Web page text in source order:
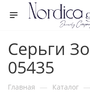
Серьги
05435
Главная — Каталог —